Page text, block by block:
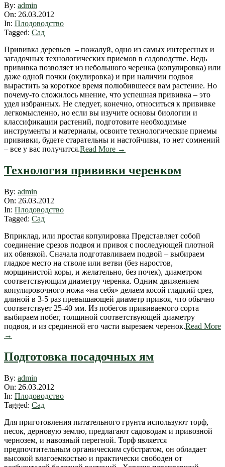
2012-
03-
26
By: admin
On: 26.03.2012
In: Плодоводство
Tagged: Сад
Прививка деревьев – пожалуй, одно из самых интересных и
загадочных технологических приемов в садоводстве. Ведь
прививка позволяет из небольшого черенка (копулировка) или
даже одной почки (окулировка) и при наличии подвоя
вырастить за короткое время полюбившееся вам растение. Но
почему-то сложилось мнение, что успешная прививка – это
удел избранных. Не следует, конечно, относиться к прививке
легкомысленно, но если вы изучите основы биологии и
классификации растений, подготовите необходимые
инструменты и материалы, освоите технологические приемы
прививки, будете старательны и настойчивы, то нет сомнений
– все у вас получится.Read More →
Технология прививки черенком
2012-
03-
26
By: admin
On: 26.03.2012
In: Плодоводство
Tagged: Сад
Вприклад, или простая копулировка Представляет собой
соединение срезов подвоя и привоя с последующей плотной
их обвязкой. Сначала подготавливаем подвой – выбираем
гладкое место на стволе или ветви (без наростов,
морщинистой коры, и желательно, без почек), диаметром
соответствующим диаметру черенка. Одним движением
копулировочного ножа «на себя» делаем косой гладкий срез,
длиной в 3-5 раз превышающей диаметр привоя, что обычно
соответствует 25-40 мм. Из побегов прививаемого сорта
выбираем побег, толщиной соответствующей диаметру
подвоя, и из срединной его части вырезаем черенок.Read More
→
Подготовка посадочных ям
2012-
03-
26
By: admin
On: 26.03.2012
In: Плодоводство
Tagged: Сад
Для приготовления питательного грунта используют торф,
песок, дерновую землю, предлагают садоводам и привозной
чернозем, и навозный перегной. Торф является
предпочтительным органическим субстратом, он обладает
высокой влагоемкостью и практически свободен от